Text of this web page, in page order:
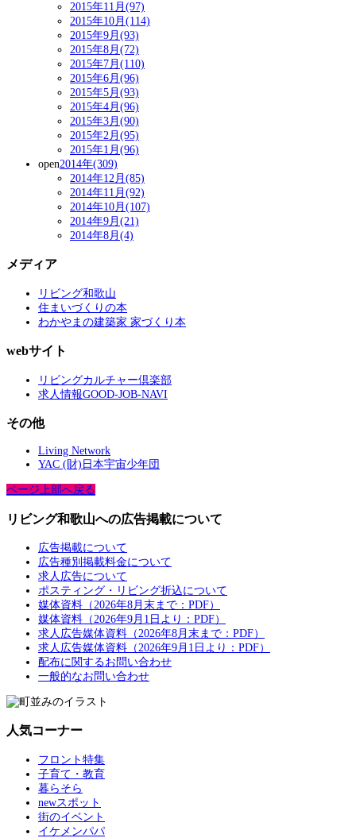
2015年11月(97)
2015年10月(114)
2015年9月(93)
2015年8月(72)
2015年7月(110)
2015年6月(96)
2015年5月(93)
2015年4月(96)
2015年3月(90)
2015年2月(95)
2015年1月(96)
open2014年(309)
2014年12月(85)
2014年11月(92)
2014年10月(107)
2014年9月(21)
2014年8月(4)
メディア
リビング和歌山
住まいづくりの本
わかやまの建築家 家づくり本
webサイト
リビングカルチャー倶楽部
求人情報GOOD-JOB-NAVI
その他
Living Network
YAC (財)日本宇宙少年団
ページ上部へ戻る
リビング和歌山への広告掲載について
広告掲載について
広告種別掲載料金について
求人広告について
ポスティング・リビング折込について
媒体資料（2026年8月末まで：PDF）
媒体資料（2026年9月1日より：PDF）
求人広告媒体資料（2026年8月末まで：PDF）
求人広告媒体資料（2026年9月1日より：PDF）
配布に関するお問い合わせ
一般的なお問い合わせ
人気コーナー
フロント特集
子育て・教育
暮らそら
newスポット
街のイベント
イケメンパパ